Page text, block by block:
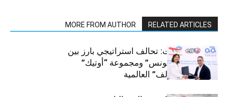
RELATED ARTICLES
MORE FROM AUTHOR
قطاع السيارات: تحالف استراتيجي بارز بين
“توتال إنرجيز تونس” ومجموعة “أوتيك”
لتوزيع زيوت “إلف” العالمية